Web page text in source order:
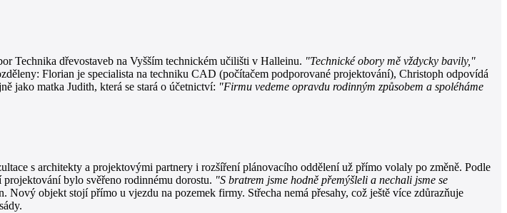
Technika dřevostaveb na Vyšším technickém učilišti v Halleinu. "Technické obory mě vždycky bavily,"
Florian je specialista na techniku CAD (počítačem podporované projektování), Christoph odpovídá
jako matka Judith, která se stará o účetnictví: "Firmu vedeme opravdu rodinným způsobem a spoléháme
s architekty a projektovými partnery i rozšíření plánovacího oddělení už přímo volaly po změně. Podle
bylo svěřeno rodinnému dorostu. "S bratrem jsme hodně přemýšleli a nechali jsme se
Nový objekt stojí přímo u vjezdu na pozemek firmy. Střecha nemá přesahy, což ještě více zdůrazňuje